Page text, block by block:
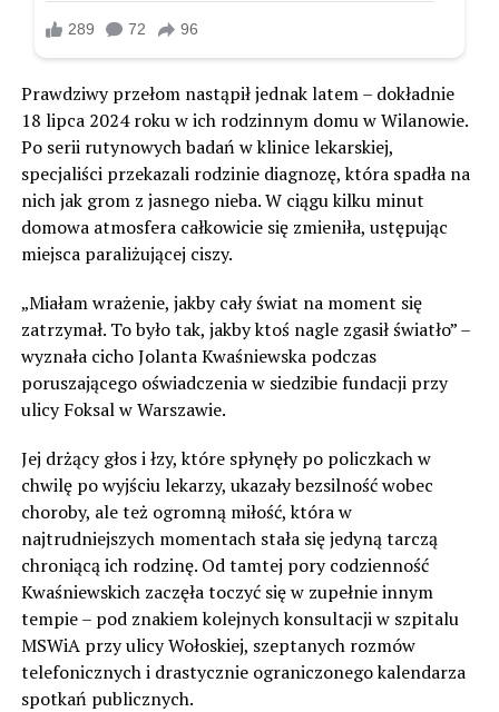
Prawdziwy przełom nastąpił jednak latem – dokładnie
18 lipca 2024 roku w ich rodzinnym domu w Wilanowie.
Po serii rutynowych badań w klinice lekarskiej,
specjaliści przekazali rodzinie diagnozę, która spadła na
nich jak grom z jasnego nieba. W ciągu kilku minut
domowa atmosfera całkowicie się zmieniła, ustępując
miejsca paraliżującej ciszy.
„Miałam wrażenie, jakby cały świat na moment się
zatrzymał. To było tak, jakby ktoś nagle zgasił światło” –
wyznała cicho Jolanta Kwaśniewska podczas
poruszającego oświadczenia w siedzibie fundacji przy
ulicy Foksal w Warszawie.
Jej drżący głos i łzy, które spłynęły po policzkach w
chwilę po wyjściu lekarzy, ukazały bezsilność wobec
choroby, ale też ogromną miłość, która w
najtrudniejszych momentach stała się jedyną tarczą
chroniącą ich rodzinę. Od tamtej pory codzienność
Kwaśniewskich zaczęła toczyć się w zupełnie innym
tempie – pod znakiem kolejnych konsultacji w szpitalu
MSWiA przy ulicy Wołoskiej, szeptanych rozmów
telefonicznych i drastycznie ograniczonego kalendarza
spotkań publicznych.